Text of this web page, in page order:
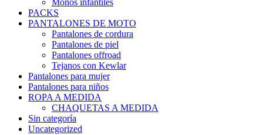
Monos infantiles
PACKS
PANTALONES DE MOTO
Pantalones de cordura
Pantalones de piel
Pantalones offroad
Tejanos con Kewlar
Pantalones para mujer
Pantalones para niños
ROPA A MEDIDA
CHAQUETAS A MEDIDA
Sin categoría
Uncategorized